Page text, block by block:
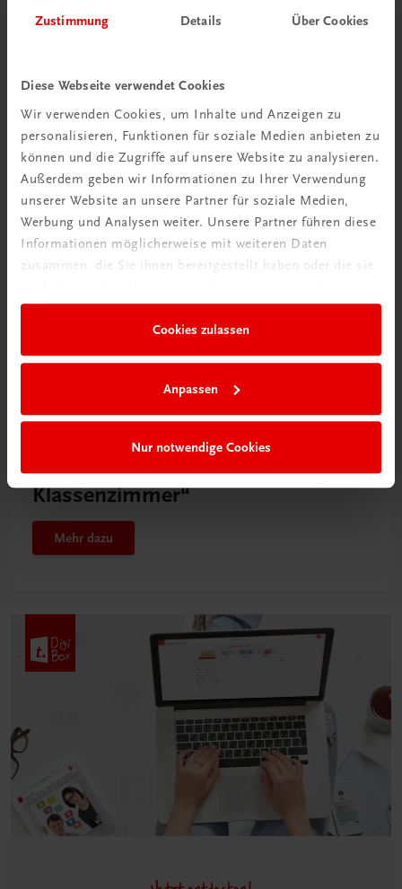
Zustimmung Details Über Cookies
Diese Webseite verwendet Cookies
Wir verwenden Cookies, um Inhalte und Anzeigen zu
personalisieren, Funktionen für soziale Medien anbieten zu
können und die Zugriffe auf unsere Website zu analysieren.
Außerdem geben wir Informationen zu Ihrer Verwendung
unserer Website an unsere Partner für soziale Medien,
Werbung und Analysen weiter. Unsere Partner führen diese
Informationen möglicherweise mit weiteren Daten
zusammen, die Sie ihnen bereitgestellt haben oder die sie
Cookies zulassen
Anpassen
Nur notwendige Cookies
Schon entdeckt?
Ratgeber Schulpraxis
Mehr dazu
Neu in der DigiBox
Das „Digitale
Klassenzimmer“
Mehr dazu